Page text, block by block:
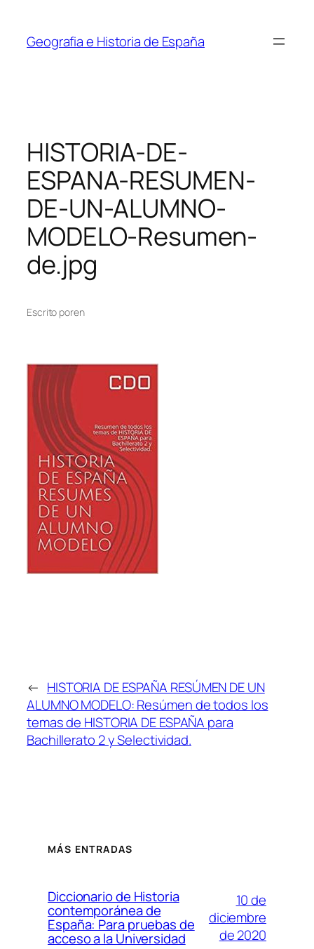
contenido
Geografia e Historia de España
HISTORIA-DE-
ESPANA-RESUMEN-
DE-UN-ALUMNO-
MODELO-Resumen-
de.jpg
Escrito poren
← HISTORIA DE ESPAÑA RESÚMEN DE UN
ALUMNO MODELO: Resúmen de todos los
temas de HISTORIA DE ESPAÑA para
Bachillerato 2 y Selectividad.
MÁS ENTRADAS
Diccionario de Historia
contemporánea de
España: Para pruebas de
acceso a la Universidad
10 de
diciembre
de 2020